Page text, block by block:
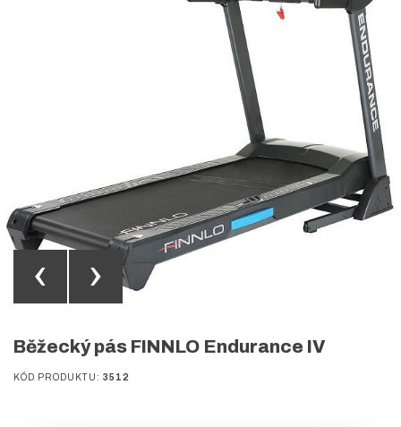
‹ ›
Běžecký pás FINNLO Endurance IV
KÓD PRODUKTU: 3512